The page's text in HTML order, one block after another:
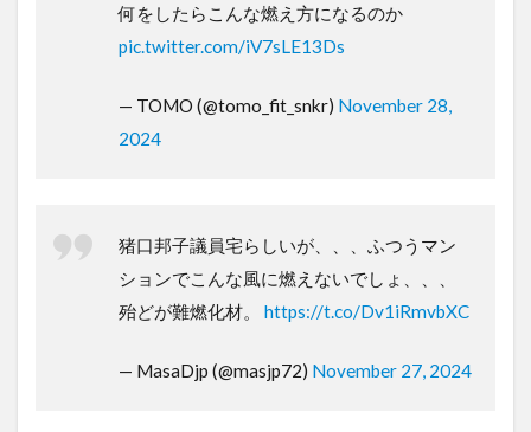
何をしたらこんな燃え方になるのか
pic.twitter.com/iV7sLE13Ds
— TOMO (@tomo_fit_snkr) November 28,
2024
猪口邦子議員宅らしいが、、、ふつうマン
ションでこんな風に燃えないでしょ、、、
殆どが難燃化材。 https://t.co/Dv1iRmvbXC
— MasaDjp (@masjp72) November 27, 2024